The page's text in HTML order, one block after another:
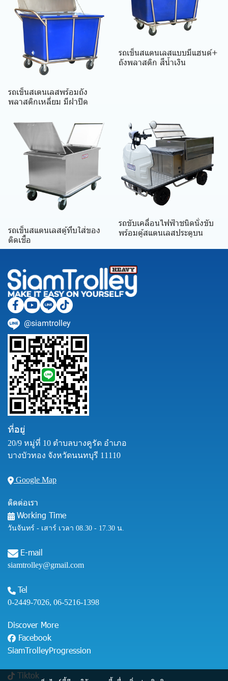
รถเข็นสเตนเลสพร้อมถัง
พลาสติกเหลี่ยม มีฝาปิด
รถเข็นสแตนเลสแบบมีแฮนด์+
ถังพลาสติก สีน้ำเงิน
รถเข็นสแตนเลสตู้ทึบใส่ของ
ติดเชื้อ
รถขับเคลื่อนไฟฟ้าชนิดนั่งขับ
พร้อมตู้สแตนเลสประตูบน
@siamtrolley
ที่อยู่
20/9 หมู่ที่ 10 ตำบลบางคูรัด อำเภอ
บางบัวทอง จังหวัดนนทบุรี 11110
Google Map
ติดต่อเรา
Working Time
วันจันทร์ - เสาร์ เวลา 08.30 - 17.30 น.
E-mail
siamtrolley@gmail.com
Tel
0-2449-7026, 06-5216-1398
Discover More
Facebook
SiamTrolleyProgression
Tiktok